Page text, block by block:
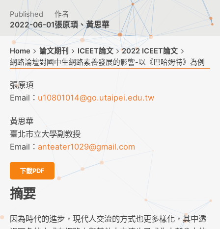
Published
2022-06-01
作者
張原頊、黃思華
Home 論文期刊 ICEET論文
2022 ICEET論文
網路論壇對國中生網路素養發展的影響-以《巴哈姆特》為例
張原頊
Email： u10801014@go.utaipei.edu.tw
黃思華
臺北市立大學副教授
Email： anteater1029@gmail.com
下載PDF
摘要
因為時代的進步，現代人交流的方式也更多樣化，其中透